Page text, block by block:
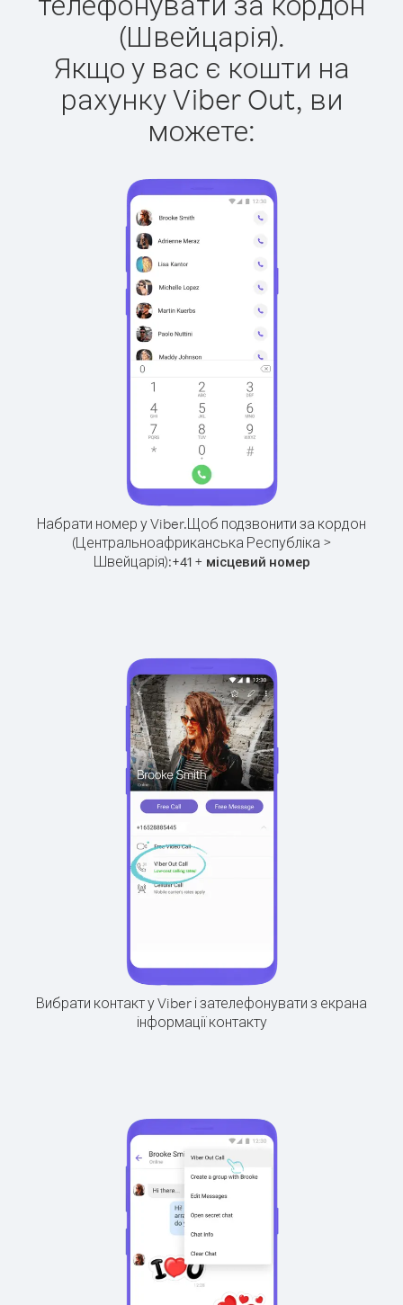
(Швейцарія).
Якщо у вас є кошти на
рахунку Viber Out, ви
можете:
Набрати номер у Viber.Щоб подзвонити за кордон
(Центральноафриканська Республіка >
Швейцарія):+41+ місцевий номер
Вибрати контакт у Viber і зателефонувати з екрана
інформації контакту